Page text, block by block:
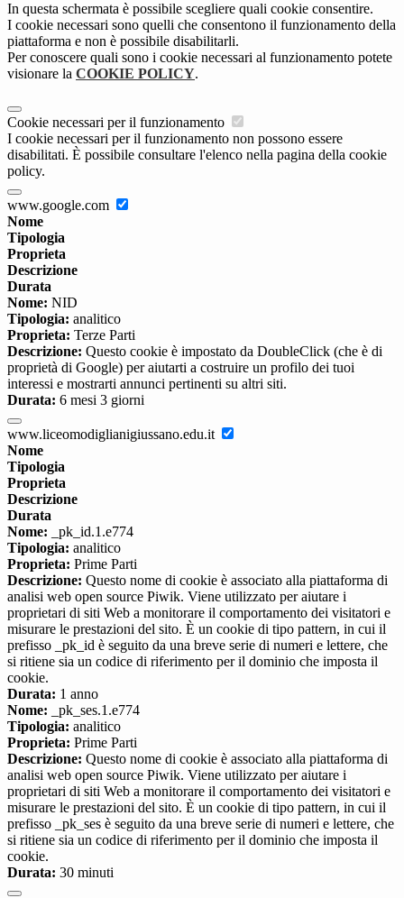
In questa schermata è possibile scegliere quali cookie consentire.
I cookie necessari sono quelli che consentono il funzionamento della
piattaforma e non è possibile disabilitarli.
Per conoscere quali sono i cookie necessari al funzionamento potete
visionare la COOKIE POLICY.
Cookie necessari per il funzionamento
I cookie necessari per il funzionamento non possono essere
disabilitati. È possibile consultare l'elenco nella pagina della cookie
policy.
www.google.com
Nome
Tipologia
Proprieta
Descrizione
Durata
Nome: NID
Tipologia: analitico
Proprieta: Terze Parti
Descrizione: Questo cookie è impostato da DoubleClick (che è di
proprietà di Google) per aiutarti a costruire un profilo dei tuoi
interessi e mostrarti annunci pertinenti su altri siti.
Durata: 6 mesi 3 giorni
www.liceomodiglianigiussano.edu.it
Nome
Tipologia
Proprieta
Descrizione
Durata
Nome: _pk_id.1.e774
Tipologia: analitico
Proprieta: Prime Parti
Descrizione: Questo nome di cookie è associato alla piattaforma di
analisi web open source Piwik. Viene utilizzato per aiutare i
proprietari di siti Web a monitorare il comportamento dei visitatori e
misurare le prestazioni del sito. È un cookie di tipo pattern, in cui il
prefisso _pk_id è seguito da una breve serie di numeri e lettere, che
si ritiene sia un codice di riferimento per il dominio che imposta il
cookie.
Durata: 1 anno
Nome: _pk_ses.1.e774
Tipologia: analitico
Proprieta: Prime Parti
Descrizione: Questo nome di cookie è associato alla piattaforma di
analisi web open source Piwik. Viene utilizzato per aiutare i
proprietari di siti Web a monitorare il comportamento dei visitatori e
misurare le prestazioni del sito. È un cookie di tipo pattern, in cui il
prefisso _pk_ses è seguito da una breve serie di numeri e lettere, che
si ritiene sia un codice di riferimento per il dominio che imposta il
cookie.
Durata: 30 minuti